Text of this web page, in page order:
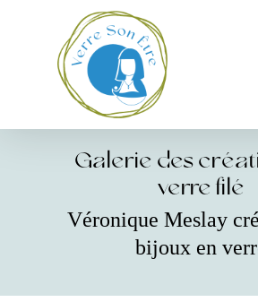
Galerie des
verre filé
Véronique Meslay
bijoux en